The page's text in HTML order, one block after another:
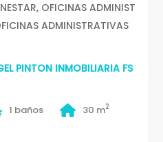
OFICINAS ADMINIST
ADMINISTRATIVAS
PINTON INMOBILIARIA FS
1 baños 30 m2